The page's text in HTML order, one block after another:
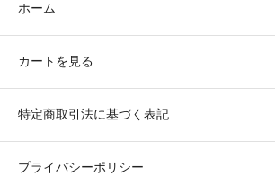
ホーム
カートを見る
特定商取引法に基づく表記
プライバシーポリシー